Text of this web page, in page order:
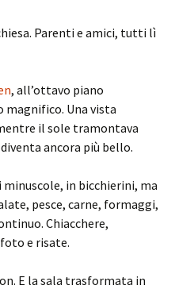
Parenti e amici, tutti lì
, all’ottavo piano
magnifico. Una vista
il sole tramontava
ancora più bello.
in bicchierini, ma
pesce, carne, formaggi,
Chiacchere,
e risate.
E la sala trasformata in